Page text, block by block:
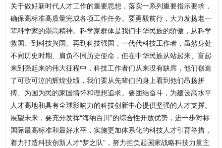
关于做好新时代人才工作的重要思想，落实一系列重要指示要求，
确保高标准高质量完成各项工作任务。要勇毅前行，大力发扬老一
辈科学家的崇高精神。科学家群体是我们中华民族的骄傲，从科学
救国、到科技兴国、再到科技强国，一代代科技工作者，虽然身处
不同历史时期、肩负不同历史使命，但在中华民族从站起来、富起
来到强起来的伟大征程中，科技工作者们从来没有缺席，他们创造
了可歌可泣的辉煌业绩，我们要从先辈们的身上看到他们昂扬拼
搏、为国为民的家国情怀和理想追求。要团结奋斗，为建设高水平
人才高地和具有全球影响力的科技创新中心提供坚强的人才支撑。
展望未来，要充分发挥“海纳百川”的综合性开放优势，进一步对标
国际最高标准和最好水平，实施更加体系化的科技人才引育举措，
着力打造科技创新人才“梦之队”，努力担负起国家战略科技力量主